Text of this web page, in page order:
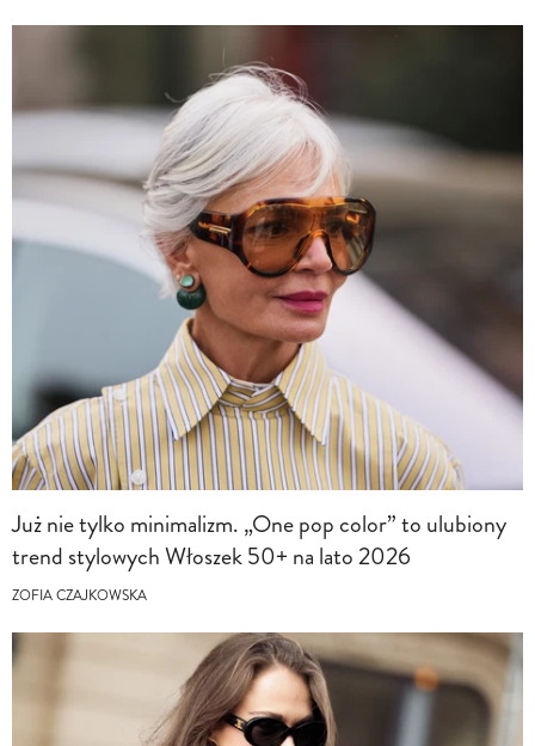
Już nie tylko minimalizm. „One pop color” to ulubiony
trend stylowych Włoszek 50+ na lato 2026
ZOFIA CZAJKOWSKA